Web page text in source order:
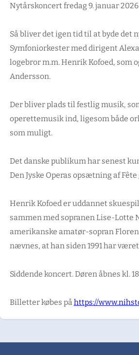
Nytårskoncert fredag 9. januar
Så bliver det igen tid til at byde det
Symfoniorkester med dirigent
logebror m.m. Henrik Kofoed, som
Andersson.
Der bliver plads til festlig musik,
operettemusik ind, ligesom både
som muligt.
Det danske publikum har senest
Den Jyske Operas opsætning af
Henrik Kofoed er uddannet
sammen med sopranen Lise-
amerikanske amatør-sopran
nævnes, at han siden 1991 har
Siddende koncert. Døren åbnes kl.
Billetter købes påhttps://